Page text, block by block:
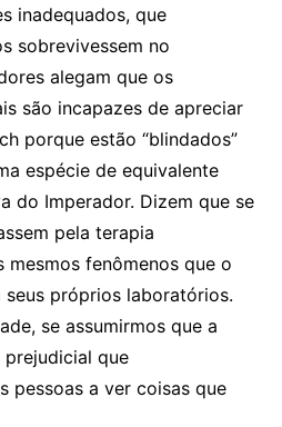
inadequados, que
sobrevivessem no
alegam que os
são incapazes de apreciar
porque estão “blindados”
espécie de equivalente
do Imperador. Dizem que se
pela terapia
fenômenos que o
seus próprios laboratórios.
se assumirmos que a
que
pessoas a ver coisas que